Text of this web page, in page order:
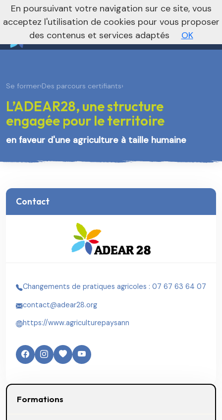
Vers le site régional Vers le site national
nivo_2026: 1
Se former›Des parcours certifiants›
L’ADEAR28, une structure
engagée pour le territoire
en faveur d'une agriculture à taille humaine
Contact
Changements de pratiques agricoles : 07 67 63 64 07
contact@adear28.org
https://www.agriculturepaysann
Formations
En poursuivant votre navigation sur ce site, vous
acceptez l'utilisation de cookies pour vous proposer
des contenus et services adaptés
OK